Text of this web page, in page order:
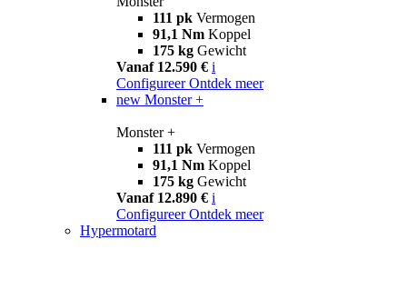
111 pk Vermogen
91,1 Nm Koppel
175 kg Gewicht
Vanaf 12.590 € i
Configureer Ontdek meer
new Monster +
Monster +
111 pk Vermogen
91,1 Nm Koppel
175 kg Gewicht
Vanaf 12.890 € i
Configureer Ontdek meer
Hypermotard